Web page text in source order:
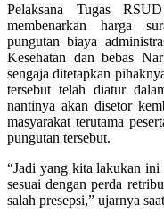
Pelaksana Tugas
membenarkan harga
pungutan biaya
Kesehatan dan bebas
sengaja ditetapkan
tersebut telah diatur
nantinya akan disetor
masyarakat terutama
pungutan tersebut.
“Jadi yang kita lakukan
sesuai dengan perda
salah presepsi,” ujarnya